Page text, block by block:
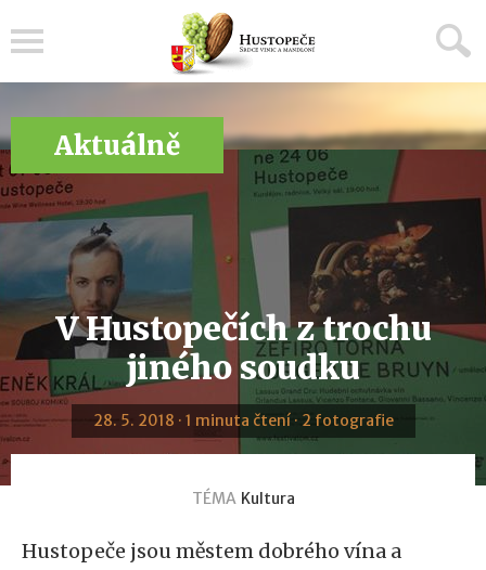
Aktuálně
V Hustopečích z trochu
jiného soudku
28. 5. 2018 · 1 minuta čtení · 2 fotografie
TÉMA Kultura
Hustopeče jsou městem dobrého vína a